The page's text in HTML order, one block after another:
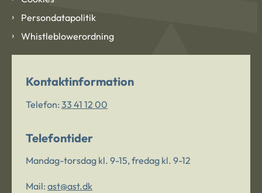
Persondatapolitik
Whistleblowerordning
Kontaktinformation
Telefon: 33 41 12 00
Telefontider
Mandag-torsdag kl. 9-15, fredag kl. 9-12
Mail: ast@ast.dk